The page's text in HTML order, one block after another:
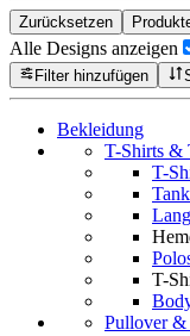
Zurücksetzen
Alle Designs anzeigen
Filter hinzufügen
Bekleidung
T-Shirts &
T-
T-
Pullover &